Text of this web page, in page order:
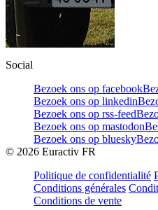
Social
Bezoek ons op facebook
Bezoek ons op linkedin
Bezoek ons op rss-feed
Bezoek ons op mastodon
Bezoek ons op bluesky
© 2026 Euractiv FR
Politique de confidentialité
Conditions générales
Conditions de vente